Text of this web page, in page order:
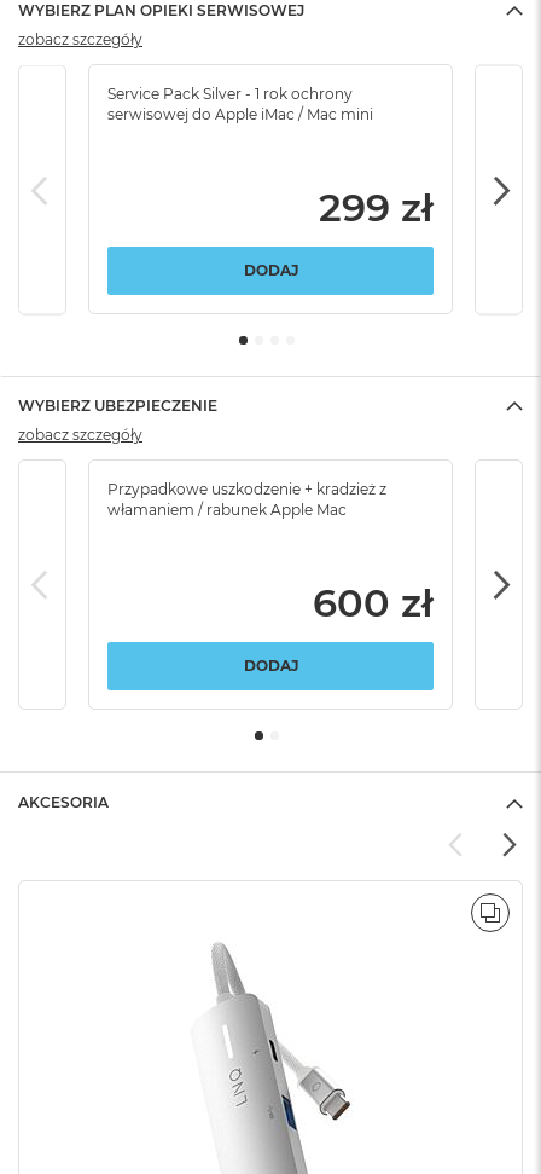
WYBIERZ PLAN OPIEKI SERWISOWEJ
Service Pack Silver - 1 rok ochrony
serwisowej do Apple iMac / Mac mini
299 zł
DODAJ
zobacz szczegóły
WYBIERZ UBEZPIECZENIE
Przypadkowe uszkodzenie + kradzież z
włamaniem / rabunek Apple Mac
600 zł
DODAJ
zobacz szczegóły
AKCESORIA